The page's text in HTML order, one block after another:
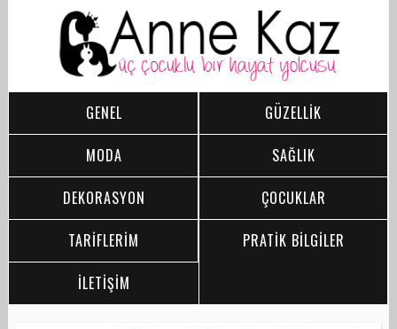
GENEL
GÜZELLİK
MODA
SAĞLIK
DEKORASYON
ÇOCUKLAR
TARİFLERİM
PRATİK BİLGİLER
İLETİŞİM